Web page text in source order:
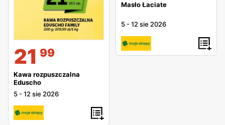
21 99
Kawa rozpuszczalna
Eduscho
5 -12 sie 2026
Masło Łaciate
5 -12 sie 2026